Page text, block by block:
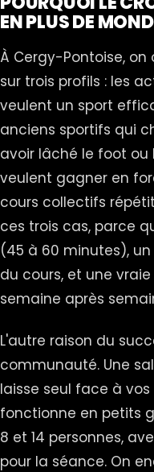
EN PLUS DE
À Cergy-Pontoise,
sur trois profils : les
veulent un sport
anciens sportifs qui
avoir lâché le foot ou
veulent gagner en
cours collectifs
ces trois cas, parce
(45 à 60 minutes),
du cours, et une
semaine après
L'autre raison du
communauté. Une
laisse seul face à vos
fonctionne en petits
8 et 14 personnes,
pour la séance. On